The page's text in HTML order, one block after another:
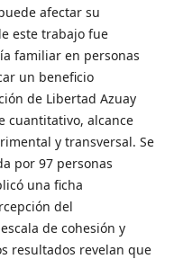
afectar su
este trabajo fue
familiar en personas
un beneficio
de Libertad Azuay
cuantitativo, alcance
y transversal. Se
por 97 personas
una ficha
del
de cohesión y
resultados revelan que